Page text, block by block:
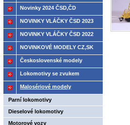
Novinky 2024 ČSD,ČD
NOVINKY VLÁČKY ČSD 2023
NOVINKY VLÁČKY ČSD 2022
NOVINKOVÉ MODELY CZ,SK
2021
Československé modely
ČSD,ČD
Lokomotivy se zvukem
Malosériové modely
Parní lokomotivy
Dieselové lokomotivy
Motorové vozy